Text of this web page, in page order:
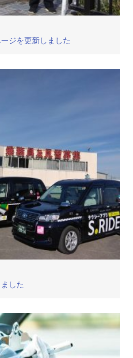
ージを更新しました
した